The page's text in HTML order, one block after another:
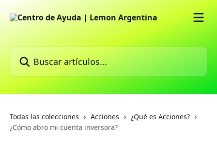
Todas las colecciones Acciones
¿Qué es Acciones?
¿Cómo abro mi cuenta inversora?